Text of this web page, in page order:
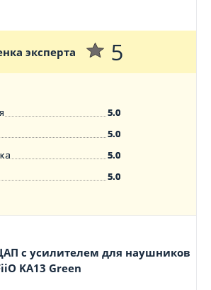
эксперта 5
5.0
5.0
5.0
5.0
с усилителем для наушников
KA13 Green